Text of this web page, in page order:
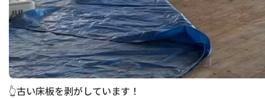
👆古い床板を剥がしています！